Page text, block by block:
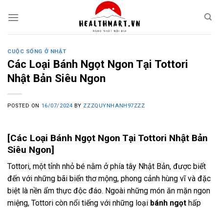
CUỘC SỐNG Ở NHẬT
Các Loại Bánh Ngọt Ngon Tại Tottori
Nhật Bản Siêu Ngon
POSTED ON 16/07/2024 BY ZZZQUYNHANH97ZZZ
[Các Loại Bánh Ngọt Ngon Tại Tottori Nhật Bản
Siêu Ngon]
Tottori, một tỉnh nhỏ bé nằm ở phía tây Nhật Bản, được biết
đến với những bãi biển thơ mộng, phong cảnh hùng vĩ và đặc
biệt là nền ẩm thực độc đáo. Ngoài những món ăn mặn ngon
miệng, Tottori còn nổi tiếng với những loại bánh ngọt hấp